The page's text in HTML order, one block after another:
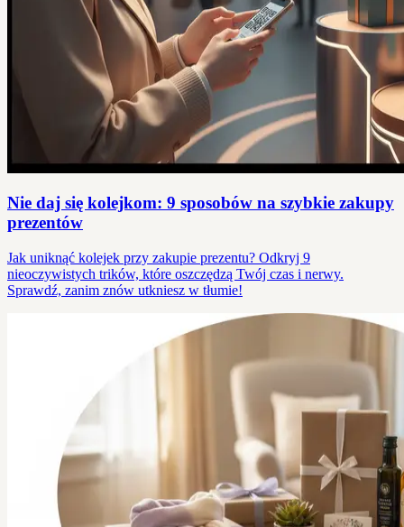
Nie daj się kolejkom: 9 sposobów na szybkie zakupy
prezentów
Jak uniknąć kolejek przy zakupie prezentu? Odkryj 9
nieoczywistych trików, które oszczędzą Twój czas i nerwy.
Sprawdź, zanim znów utkniesz w tłumie!